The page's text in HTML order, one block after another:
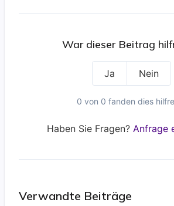
War dieser Beitrag
Ja Nein
0 von 0 fanden dies
Haben Sie Fragen? Anfrage
Verwandte Beiträge